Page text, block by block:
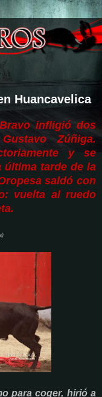
Huancavelica
infligió dos
Zúñiga.
y se
última tarde de la
saldó con
vuelta al ruedo
para coger, hirió a